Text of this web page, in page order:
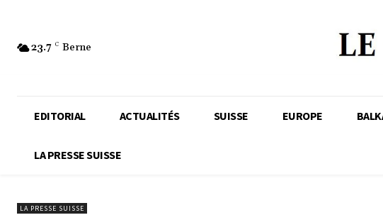
23.7 C Berne
EDITORIAL ACTUALITÉS SUISSE EUROPE
LA PRESSE SUISSE
LA PRESSE SUISSE